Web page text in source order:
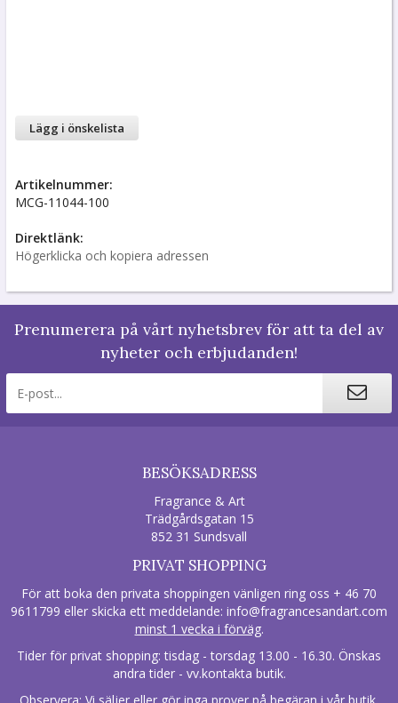
Lägg i önskelista
Artikelnummer:
MCG-11044-100
Direktlänk:
Högerklicka och kopiera adressen
Prenumerera på vårt nyhetsbrev för att ta del av
nyheter och erbjudanden!
BESÖKSADRESS
Fragrance & Art
Trädgårdsgatan 15
852 31 Sundsvall
PRIVAT SHOPPING
För att boka den privata shoppingen vänligen ring oss + 46 70
9611799 eller skicka ett meddelande: info@fragrancesandart.com
minst 1 vecka i förväg.
Tider för privat shopping: tisdag - torsdag 13.00 - 16.30. Önskas
andra tider - vv.kontakta butik.